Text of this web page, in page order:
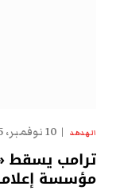
الهدهد 10 نوفمبر، 2025
ترامب يسقط
مؤسسة